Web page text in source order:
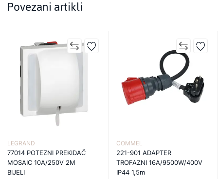
Povezani artikli
LEGRAND
77014 POTEZNI PREKIDAČ
MOSAIC 10A/250V 2M
BIJELI
COMMEL
221-901 ADAPTER
TROFAZNI 16A/9500W/400V
IP44 1,5m